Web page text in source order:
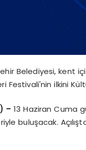
Belediyesi, kent
Festivali'nin ilkini
–13 Haziran Cuma
buluşacak.